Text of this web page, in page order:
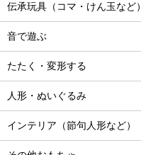
伝承玩具（コマ・けん玉など）
音で遊ぶ
たたく・変形する
人形・ぬいぐるみ
インテリア（節句人形など）